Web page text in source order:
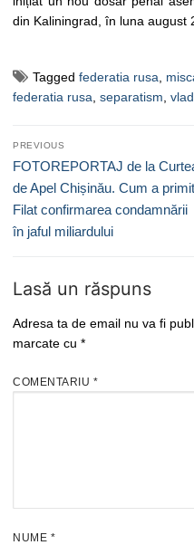
din Kaliningrad, în luna august
Tagged federatia rusa
federatia rusa separatism
Navigare
în
articole
PREVIOUS
Previous
post:
FOTOREPORTAJ de la
de Apel Chișinău. Cum a primit
Filat confirmarea condamnării
în jaful miliardului
Lasă un răspuns
Adresa ta de email nu va fi
marcate cu *
COMENTARIU *
NUME *